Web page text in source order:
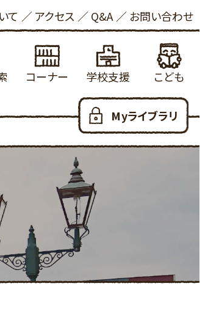
て アクセス Q&A お問い合わせ
選
ベース
コーナー
ビジネス支援
新聞・雑誌
郷土・参考資料
YAコーナー
子育て支援
ハートフル
その他
学校支援
学校図書館支援について
冒険の書
大山の参考資料リスト
学校利用統計
ふるさと米子探検隊
こども
こどもおしらせ
本をさがす
としょかんのつかいかた
あたらしくはいった本
おはなし会
児童100選
だっこでえほん
こどもリンク集
りんごの棚
Myライブラリ